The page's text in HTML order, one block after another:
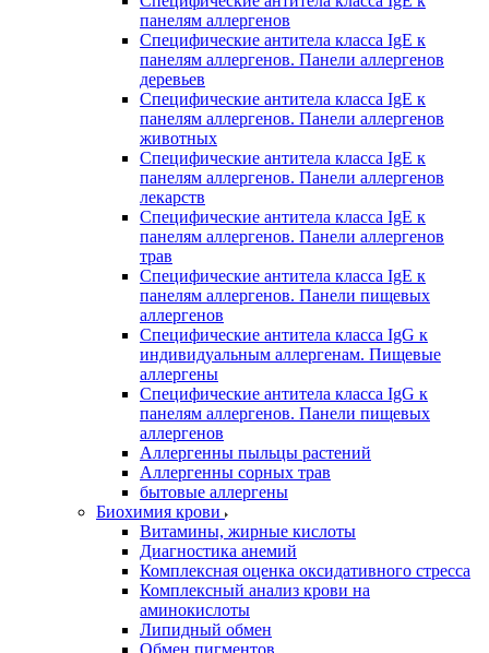
панелям аллергенов
Специфические антитела класса IgE к
панелям аллергенов. Панели аллергенов
деревьев
Специфические антитела класса IgE к
панелям аллергенов. Панели аллергенов
животных
Специфические антитела класса IgE к
панелям аллергенов. Панели аллергенов
лекарств
Специфические антитела класса IgE к
панелям аллергенов. Панели аллергенов
трав
Специфические антитела класса IgE к
панелям аллергенов. Панели пищевых
аллергенов
Специфические антитела класса IgG к
индивидуальным аллергенам. Пищевые
аллергены
Специфические антитела класса IgG к
панелям аллергенов. Панели пищевых
аллергенов
Аллергенны пыльцы растений
Аллергенны сорных трав
бытовые аллергены
Биохимия крови
Витамины, жирные кислоты
Диагностика анемий
Комплексная оценка оксидативного стресса
Комплексный анализ крови на
аминокислоты
Липидный обмен
Обмен пигментов